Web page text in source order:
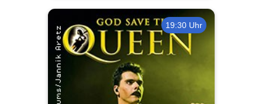
19:30 Uhr